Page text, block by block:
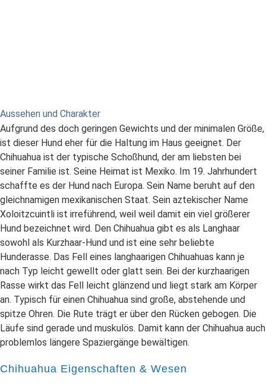
Aussehen und Charakter
Aufgrund des doch geringen Gewichts und der minimalen Größe,
ist dieser Hund eher für die Haltung im Haus geeignet. Der
Chihuahua ist der typische Schoßhund, der am liebsten bei
seiner Familie ist. Seine Heimat ist Mexiko. Im 19. Jahrhundert
schaffte es der Hund nach Europa. Sein Name beruht auf den
gleichnamigen mexikanischen Staat. Sein aztekischer Name
Xoloitzcuintli ist irreführend, weil weil damit ein viel größerer
Hund bezeichnet wird. Den Chihuahua gibt es als Langhaar
sowohl als Kurzhaar-Hund und ist eine sehr beliebte
Hunderasse. Das Fell eines langhaarigen Chihuahuas kann je
nach Typ leicht gewellt oder glatt sein. Bei der kurzhaarigen
Rasse wirkt das Fell leicht glänzend und liegt stark am Körper
an. Typisch für einen Chihuahua sind große, abstehende und
spitze Ohren. Die Rute trägt er über den Rücken gebogen. Die
Läufe sind gerade und muskulös. Damit kann der Chihuahua auch
problemlos längere Spaziergänge bewältigen.
Chihuahua Eigenschaften & Wesen